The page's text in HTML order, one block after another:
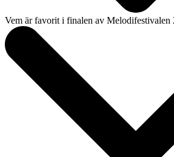
Vem är favorit i finalen av Melodifestivalen